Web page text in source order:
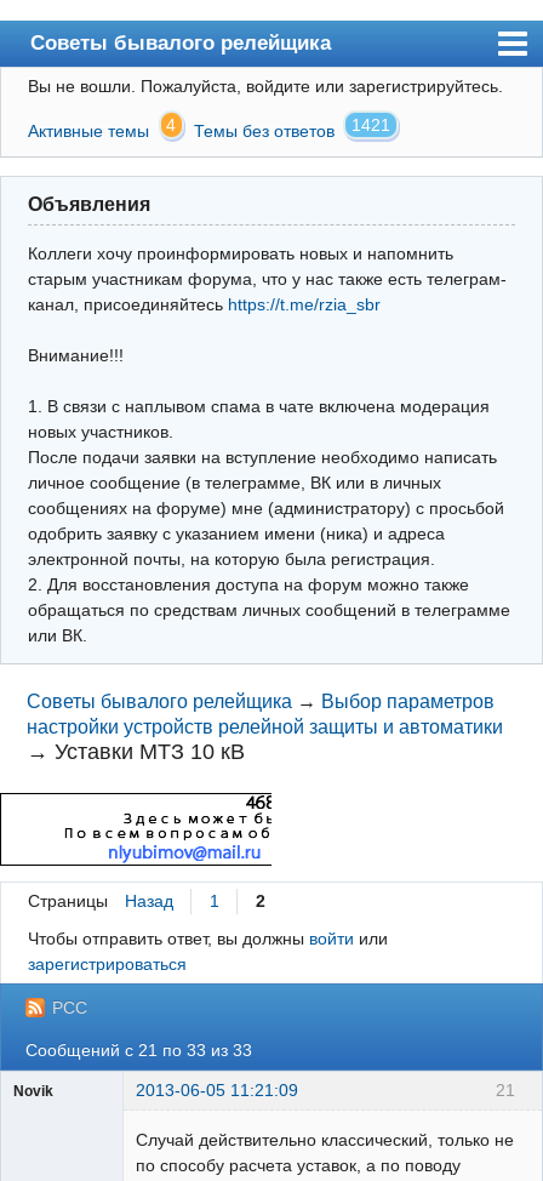
Советы бывалого релейщика
Форум
Правила
Поиск
Регистрация
Архив
Почта
Поиск релейщика
Видео РЗиА
Фотохостинг
Телеграм
Вы не вошли. Пожалуйста, войдите или зарегистрируйтесь.
Активные темы 4 Темы без ответов 1421
Объявления
Коллеги хочу проинформировать новых и напомнить
старым участникам форума, что у нас также есть телеграм-
канал, присоединяйтесь https://t.me/rzia_sbr
Внимание!!!
1. В связи с наплывом спама в чате включена модерация
новых участников.
После подачи заявки на вступление необходимо написать
личное сообщение (в телеграмме, ВК или в личных
сообщениях на форуме) мне (администратору) с просьбой
одобрить заявку с указанием имени (ника) и адреса
электронной почты, на которую была регистрация.
2. Для восстановления доступа на форум можно также
обращаться по средствам личных сообщений в телеграмме
или ВК.
Советы бывалого релейщика → Выбор параметров
настройки устройств релейной защиты и автоматики
→Уставки МТЗ 10 кВ
Страницы Назад 1
2
Чтобы отправить ответ, вы должны войти или
зарегистрироваться
РСС
Сообщений с 21 по 33 из 33
21
Novik 2013-06-05 11:21:09
Случай действительно классический, только не
по способу расчета уставок, а по поводу